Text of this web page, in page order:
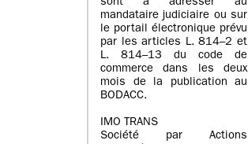
sont à adresser au
mandataire judiciaire ou sur
le portail électronique prévu
par les articles L. 814–2 et
L. 814–13 du code de
commerce dans les deux
mois de la publication au
BODACC.
IMO TRANS
Société par Actions